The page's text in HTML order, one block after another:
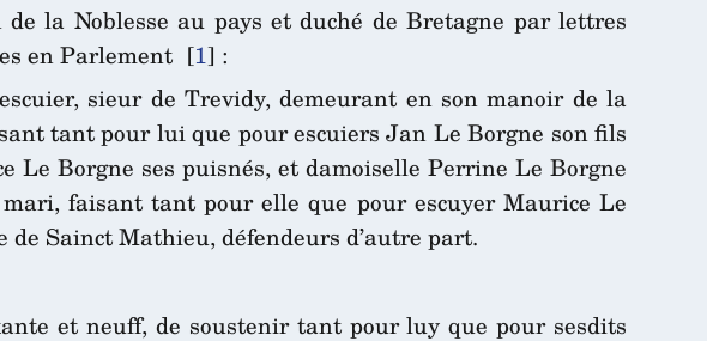
la Noblesse au pays et duché de Bretagne par lettres
en Parlement [1] :
sieur de Trevidy, demeurant en son manoir de la
tant pour lui que pour escuiers Jan Le Borgne son fils
Borgne ses puisnés, et damoiselle Perrine Le Borgne
faisant tant pour elle que pour escuyer Maurice Le
Sainct Mathieu, défendeurs d’autre part.
et neuff, de soustenir tant pour luy que pour sesdits